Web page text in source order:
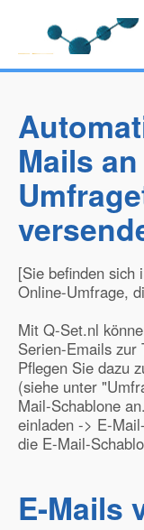
Mails
[Sie befinden sich
Online-Umfrage,
Mit Q-Set.nl
Serien-Emails zur
Pflegen Sie dazu
(siehe unter
Mail-Schablone
einladen -> E-
die E-Mail-
E-Mails